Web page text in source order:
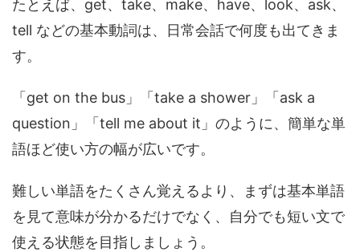
たとえば、get、take、make、have、look、ask、
tell などの基本動詞は、日常会話で何度も出てきま
す。
「get on the bus」「take a shower」「ask a
question」「tell me about it」のように、簡単な単
語ほど使い方の幅が広いです。
難しい単語をたくさん覚えるより、まずは基本単語
を見て意味が分かるだけでなく、自分でも短い文で
使える状態を目指しましょう。